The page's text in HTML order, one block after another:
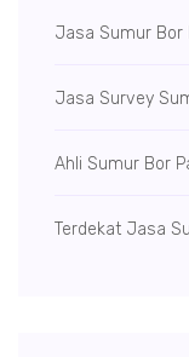
Jasa Sumur Bor
Jasa Survey
Ahli Sumur Bor
Terdekat Jasa